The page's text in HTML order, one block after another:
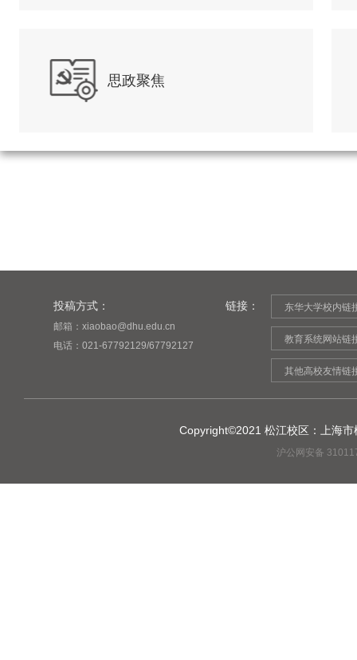
思政聚焦
东华大学校内链
教育系统网站链
其他高校友情链
链接：
投稿方式：
邮箱：xiaobao@dhu.edu.cn
电话：021-67792129/67792127
Copyright©2021 松江校区：上海
沪公网安备